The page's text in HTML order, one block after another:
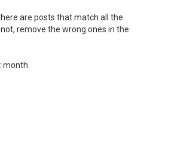
are posts that match all the
remove the wrong ones in the
month